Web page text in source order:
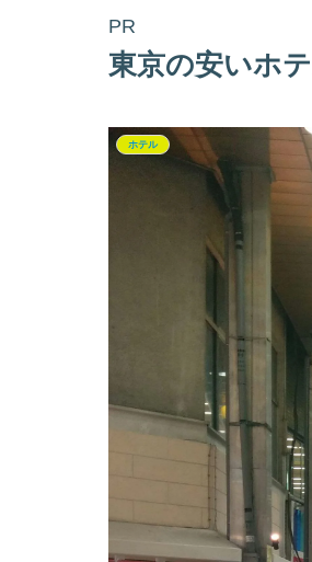
PR
東京の安いホ
ホテル